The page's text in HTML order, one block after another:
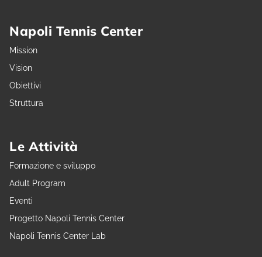
Napoli Tennis Center
Mission
Vision
Obiettivi
Struttura
Le Attività
Formazione e sviluppo
Adult Program
Eventi
Progetto Napoli Tennis Center
Napoli Tennis Center Lab